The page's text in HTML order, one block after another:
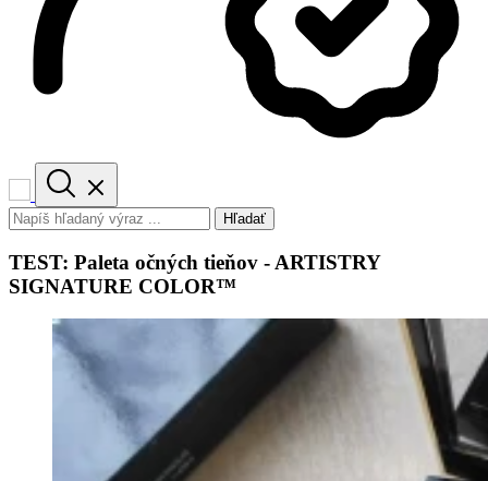
Hľadať
TEST: Paleta očných tieňov - ARTISTRY
SIGNATURE COLOR™